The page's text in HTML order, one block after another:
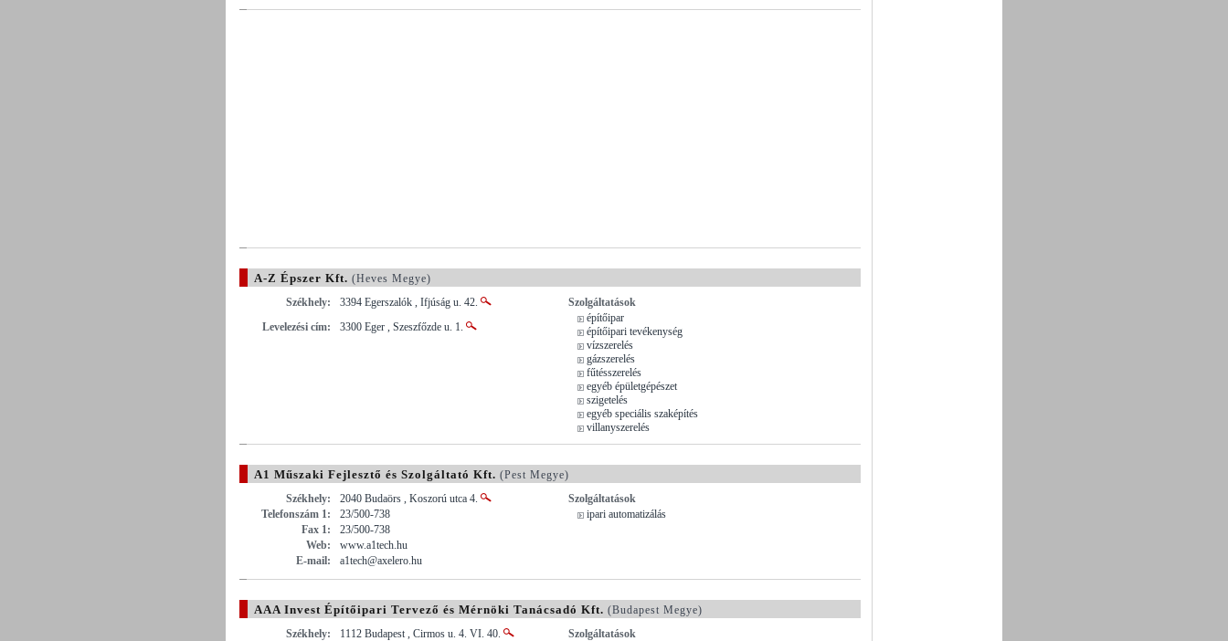
A-Z Épszer Kft. (Heves Megye)
Székhely:
3394 Egerszalók , Ifjúság u. 42.
Levelezési cím:
3300 Eger , Szeszfőzde u. 1.
Szolgáltatások
építőipar
építőipari tevékenység
vízszerelés
gázszerelés
fűtésszerelés
egyéb épületgépészet
szigetelés
egyéb speciális szaképítés
villanyszerelés
A1 Műszaki Fejlesztő és Szolgáltató Kft. (Pest Megye)
Székhely:
2040 Budaörs , Koszorú utca 4.
Telefonszám 1:
23/500-738
Fax 1:
23/500-738
Web:
www.a1tech.hu
E-mail:
a1tech@axelero.hu
Szolgáltatások
ipari automatizálás
AAA Invest Építőipari Tervező és Mérnöki Tanácsadó Kft. (Budapest Megye)
Székhely:
1112 Budapest , Cirmos u. 4. VI. 40.
Szolgáltatások